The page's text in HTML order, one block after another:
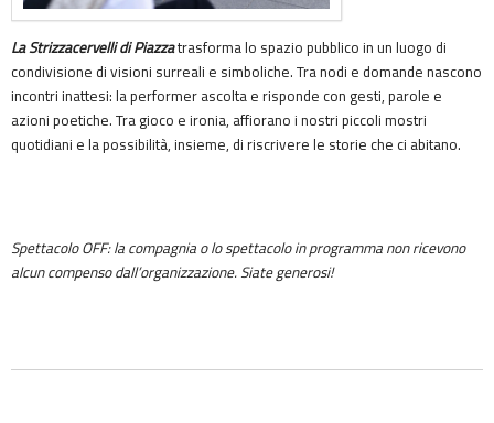
La Strizzacervelli di Piazzatrasforma lo spazio pubblico in un luogo di
condivisione di visioni surreali e simboliche. Tra nodi e domande nascono
incontri inattesi: la performer ascolta e risponde con gesti, parole e
azioni poetiche. Tra gioco e ironia, affiorano i nostri piccoli mostri
quotidiani e la possibilità, insieme, di riscrivere le storie che ci abitano.
Spettacolo OFF: la compagnia o lo spettacolo in programma non ricevono
alcun compenso dall’organizzazione. Siate generosi!